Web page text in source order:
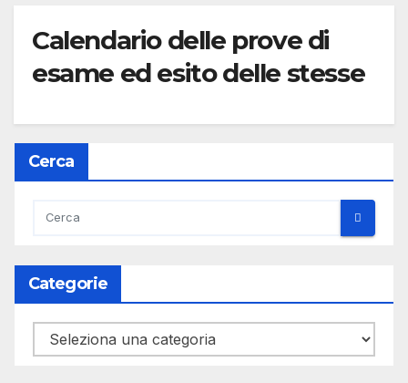
Calendario delle prove di
esame ed esito delle stesse
Cerca
Categorie
Categorie